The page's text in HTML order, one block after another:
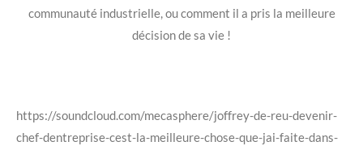
communauté industrielle, ou comment il a pris la meilleure
décision de sa vie !
https://soundcloud.com/mecasphere/joffrey-de-reu-devenir-
chef-dentreprise-cest-la-meilleure-chose-que-jai-faite-dans-